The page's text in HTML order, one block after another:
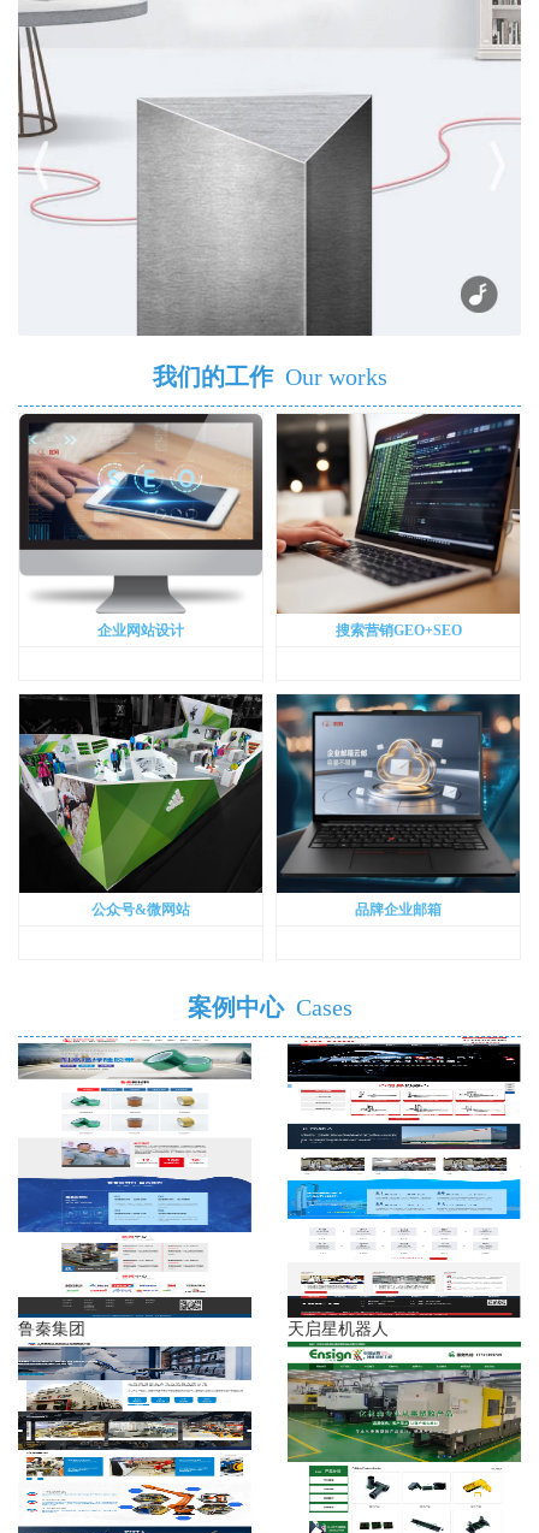
我们的工作 Our works
企业网站设计 搜索营销GEO+SEO
公众号&微网站 品牌企业邮箱
案例中心 Cases
鲁秦集团 天启星机器人